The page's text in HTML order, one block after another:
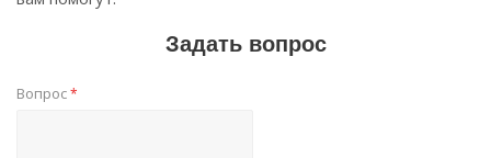
Задать вопрос
Вопрос*